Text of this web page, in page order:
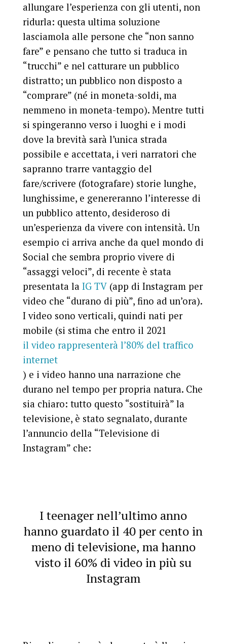
allungare l’esperienza con gli utenti, non
ridurla: questa ultima soluzione
lasciamola alle persone che “non sanno
fare” e pensano che tutto si traduca in
“trucchi” e nel catturare un pubblico
distratto; un pubblico non disposto a
“comprare” (né in moneta-soldi, ma
nemmeno in moneta-tempo). Mentre tutti
si spingeranno verso i luoghi e i modi
dove la brevità sarà l’unica strada
possibile e accettata, i veri narratori che
sapranno trarre vantaggio del
fare/scrivere (fotografare) storie lunghe,
lunghissime, e genereranno l’interesse di
un pubblico attento, desideroso di
un’esperienza da vivere con intensità. Un
esempio ci arriva anche da quel mondo di
Social che sembra proprio vivere di
“assaggi veloci”, di recente è stata
presentata la IG TV(app di Instagram per
video che “durano di più”, fino ad un’ora).
I video sono verticali, quindi nati per
mobile (si stima che entro il 2021
il video rappresenterà l’80% del traffico
internet
) e i video hanno una narrazione che
durano nel tempo per propria natura. Che
sia chiaro: tutto questo “sostituirà” la
televisione, è stato segnalato, durante
l’annuncio della “Televisione di
Instagram” che:
I teenager nell’ultimo anno
hanno guardato il 40 per cento in
meno di televisione, ma hanno
visto il 60% di video in più su
Instagram